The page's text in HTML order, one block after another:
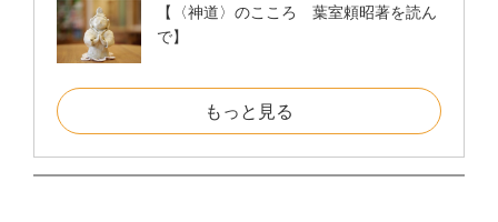
【〈神道〉のこころ 葉室頼昭著を読ん
で】
もっと見る